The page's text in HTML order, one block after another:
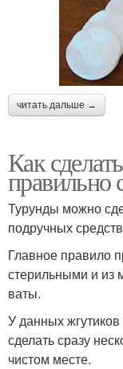
читать дальше →
Как
правильно
Турунды можно
подручных
Главное правило
стерильными и из
ваты.
У данных
сделать сразу
чистом месте.